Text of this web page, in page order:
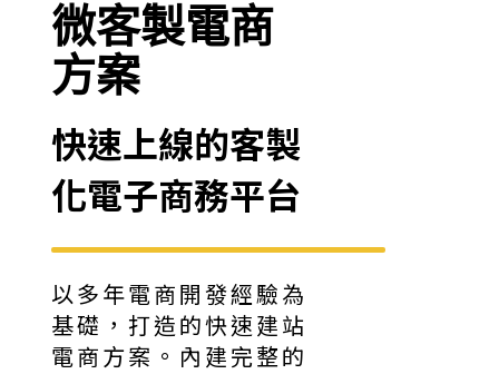
微客製電商
方案
快速上線的客製
化電子商務平台
以多年電商開發經驗為
基礎，打造的快速建站
電商方案。內建完整的